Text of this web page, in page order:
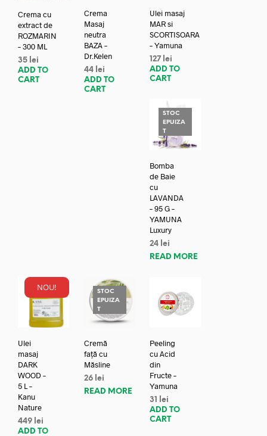
Crema cu
extract de
ROZMARIN
– 300 ML
35 lei
ADD TO
CART
Crema
Masaj
neutra
BAZA –
Dr.Kelen
44 lei
ADD TO
CART
Ulei masaj
MAR si
SCORTISOARA
– Yamuna
127 lei
ADD TO
CART
STOC
EPUIZA
T
Bomba
de Baie
cu
LAVANDA
– 95 G –
YAMUNA
Luxury
24 lei
READ MORE
NOU!
Ulei
masaj
DARK
WOOD –
5 L –
Kanu
Nature
449 lei
ADD TO
STOC
EPUIZA
T
Cremă
față cu
Măsline
26 lei
READ MORE
Peeling
cu Acid
din
Fructe –
Yamuna
31
lei
ADD TO
CART